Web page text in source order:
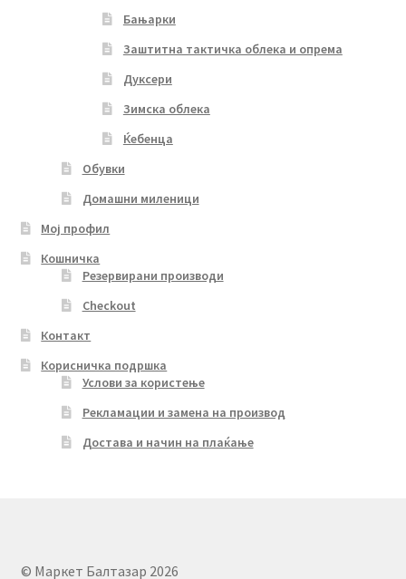
Бањарки
Заштитна тактичка облека и опрема
Дуксери
Зимска облека
Ќебенца
Обувки
Домашни миленици
Мој профил
Кошничка
Резервирани производи
Checkout
Контакт
Корисничка подршка
Услови за користење
Рекламации и замена на производ
Достава и начин на плаќање
© Маркет Балтазар 2026